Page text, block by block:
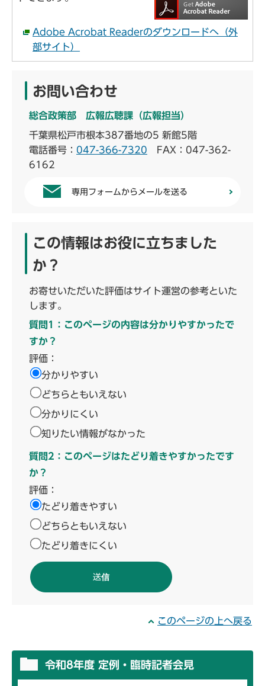
Adobe Acrobat Readerのダウンロードへ（外
部サイト）
お問い合わせ
総合政策部 広報広聴課（広報担当）
千葉県松戸市根本387番地の5 新館5階
電話番号： 047-366-7320 FAX：047-362-
6162
専用フォームからメールを送る
この情報はお役に立ちました
か？
お寄せいただいた評価はサイト運営の参考といた
します。
質問1：このページの内容は分かりやすかったで
すか？
評価：
分かりやすい
どちらともいえない
分かりにくい
知りたい情報がなかった
質問2：このページはたどり着きやすかったです
か？
評価：
たどり着きやすい
どちらともいえない
たどり着きにくい
このページの上へ戻る
令和8年度 定例・臨時記者会見